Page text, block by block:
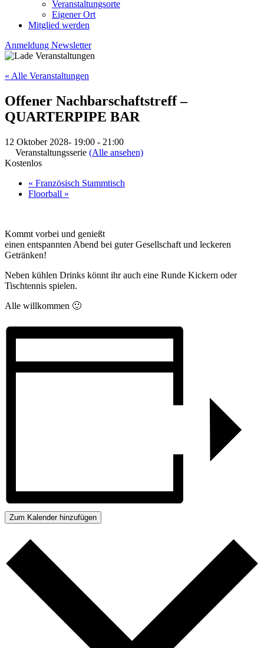
Veranstaltungsorte
Eigener Ort
Mitglied werden
Anmeldung Newsletter
« Alle Veranstaltungen
Offener Nachbarschaftstreff –
QUARTERPIPE BAR
12 Oktober 2028- 19:00 - 21:00
Veranstaltungsserie (Alle ansehen)
Kostenlos
« Französisch Stammtisch
Floorball »
Kommt vorbei und genießt
einen entspannten Abend bei guter Gesellschaft und leckeren
Getränken!
Neben kühlen Drinks könnt ihr auch eine Runde Kickern oder
Tischtennis spielen.
Alle willkommen 🙂
Zum Kalender hinzufügen